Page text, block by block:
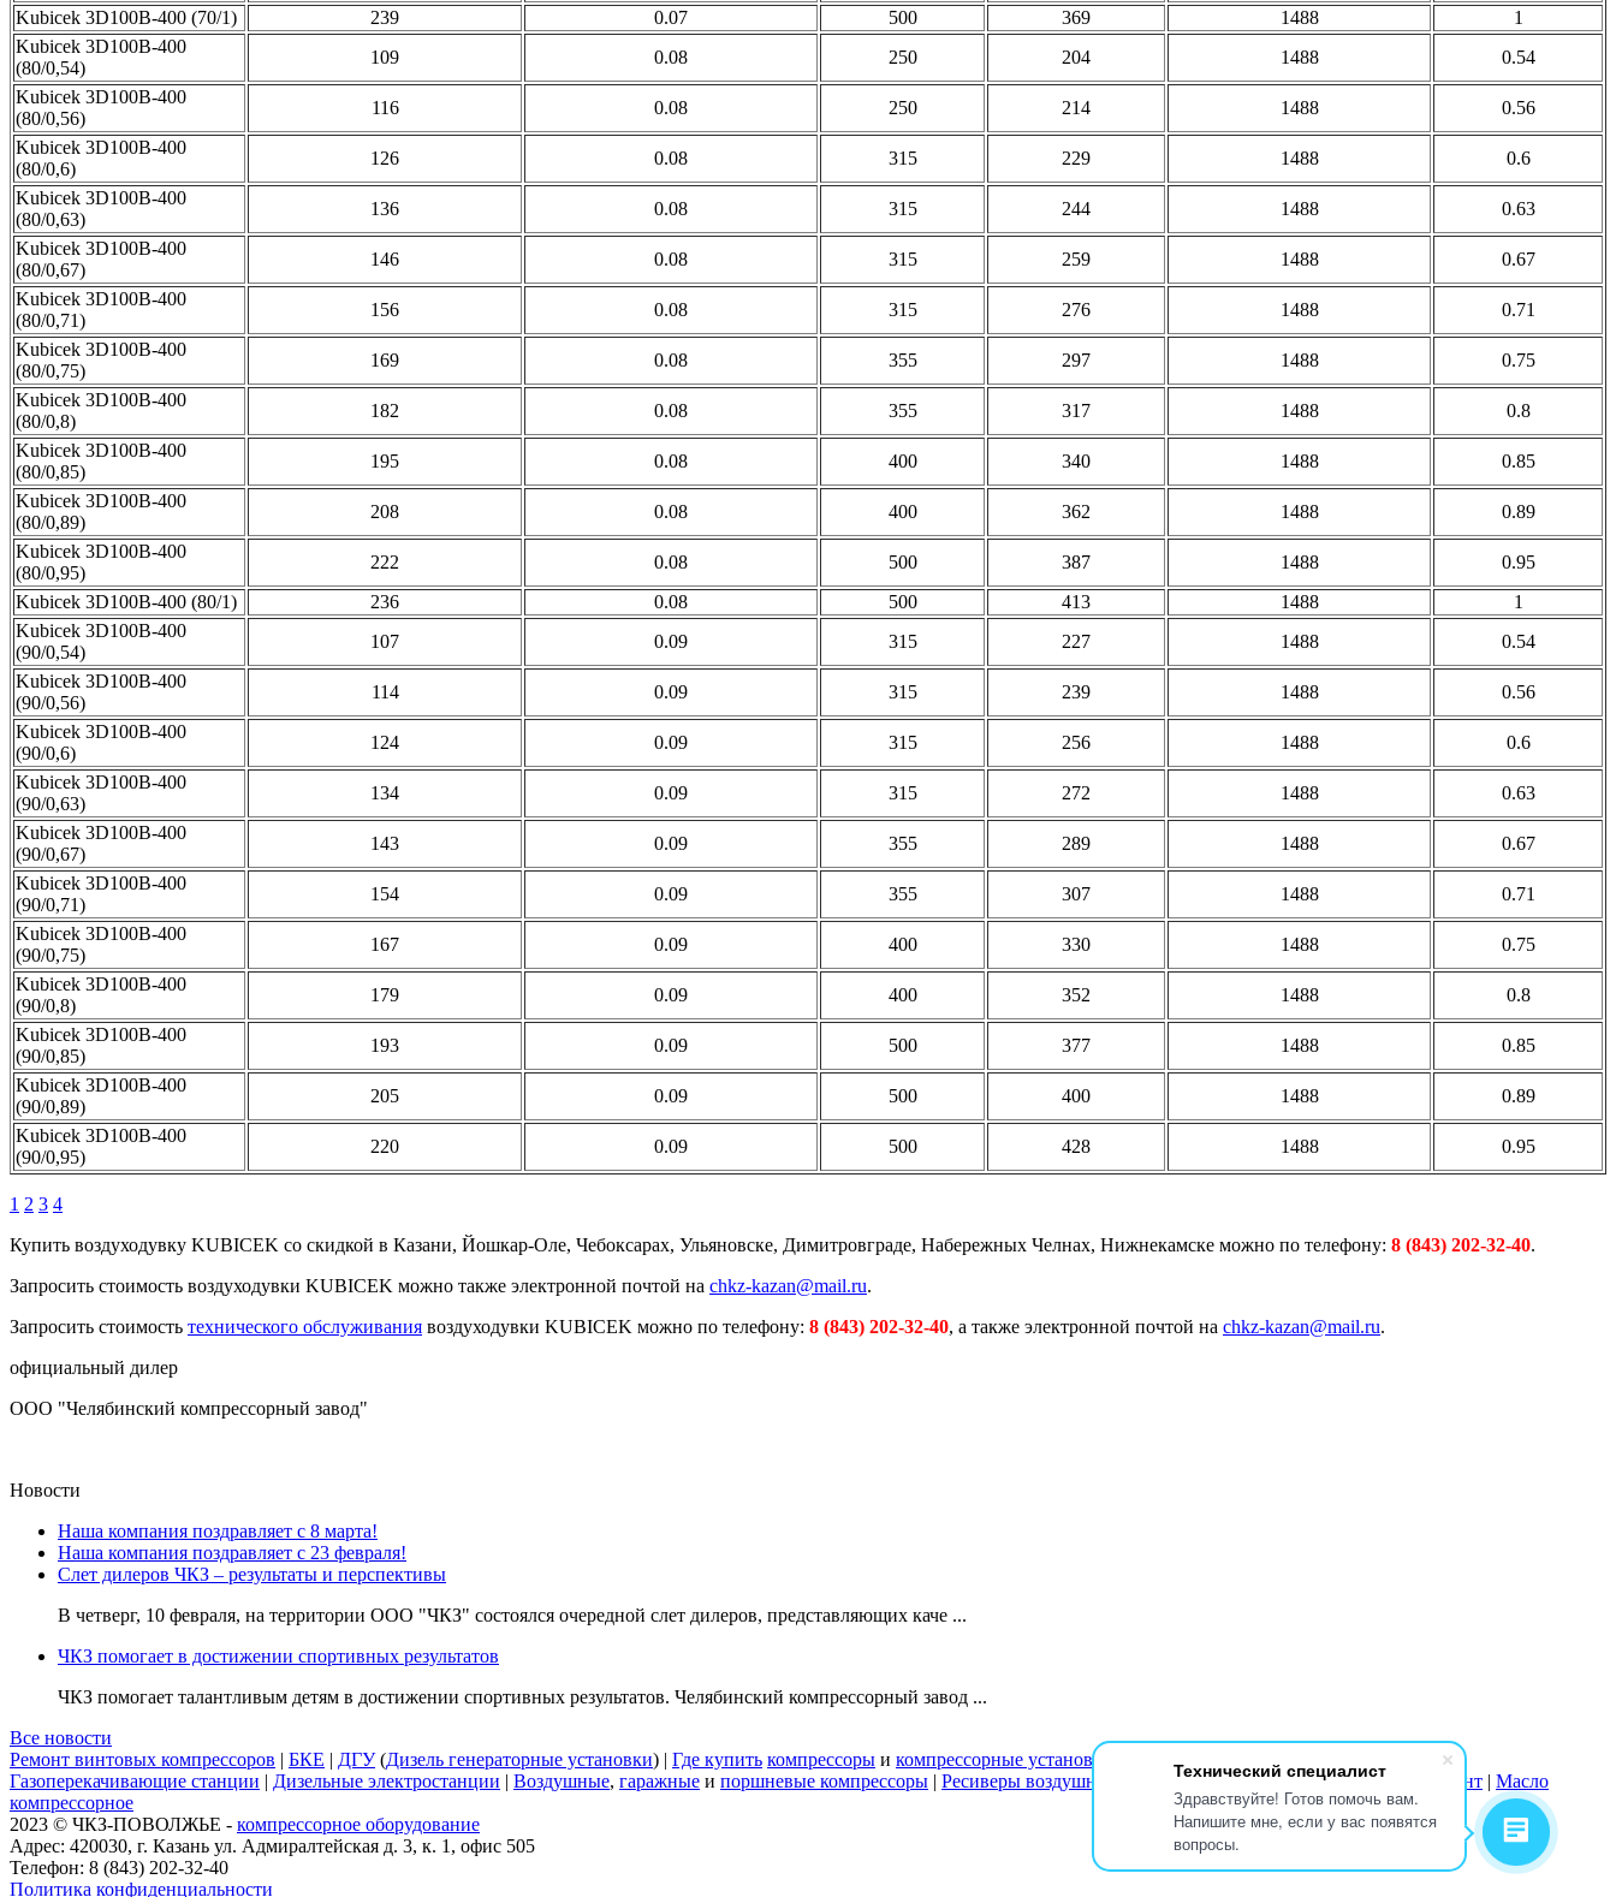
Технический специалист
Здравствуйте! Готов помочь вам.
Напишите мне, если у вас появятся
вопросы.
Kubicek 3D100B-400 (70/1)
239 0.07 500 369 1488
1
Kubicek 3D100B-400
(80/0,54)
109 0.08 250 204 1488
0.54
Kubicek 3D100B-400
(80/0,56)
116 0.08 250 214 1488
0.56
Kubicek 3D100B-400
(80/0,6)
126 0.08 315 229 1488
0.6
Kubicek 3D100B-400
(80/0,63)
136 0.08 315 244 1488
0.63
Kubicek 3D100B-400
(80/0,67)
146 0.08 315 259 1488
0.67
Kubicek 3D100B-400
(80/0,71)
156 0.08 315 276 1488
0.71
Kubicek 3D100B-400
(80/0,75)
169 0.08 355 297 1488
0.75
Kubicek 3D100B-400
(80/0,8)
182 0.08 355 317 1488
0.8
Kubicek 3D100B-400
(80/0,85)
195 0.08 400 340 1488
0.85
Kubicek 3D100B-400
(80/0,89)
208 0.08 400 362 1488
0.89
Kubicek 3D100B-400
(80/0,95)
222 0.08 500 387 1488
0.95
Kubicek 3D100B-400 (80/1)
236 0.08 500 413 1488
1
Kubicek 3D100B-400
(90/0,54)
107 0.09 315 227 1488
0.54
Kubicek 3D100B-400
(90/0,56)
114 0.09 315 239 1488
0.56
Kubicek 3D100B-400
(90/0,6)
124 0.09 315 256 1488
0.6
Kubicek 3D100B-400
(90/0,63)
134 0.09 315 272 1488
0.63
Kubicek 3D100B-400
(90/0,67)
143 0.09 355 289 1488
0.67
Kubicek 3D100B-400
(90/0,71)
154 0.09 355 307 1488
0.71
Kubicek 3D100B-400
(90/0,75)
167 0.09 400 330 1488
0.75
Kubicek 3D100B-400
(90/0,8)
179 0.09 400 352 1488
0.8
Kubicek 3D100B-400
(90/0,85)
193 0.09 500 377 1488
0.85
Kubicek 3D100B-400
(90/0,89)
205 0.09 500 400 1488
0.89
Kubicek 3D100B-400
(90/0,95)
220 0.09 500 428 1488 0.95
1 2 3 4
Купить воздуходувку KUBICEK со скидкой в Казани, Йошкар-Оле, Чебоксарах, Ульяновске, Димитровграде, Набережных Челнах, Нижнекамске можно по телефону: 8 (843) 202-32-40.
Запросить стоимость воздуходувки KUBICEK можно также электронной почтой на chkz-kazan@mail.ru.
Запросить стоимость технического обслуживания воздуходувки KUBICEK можно по телефону: 8 (843) 202-32-40, а также электронной почтой на chkz-kazan@mail.ru.
официальный дилер
ООО "Челябинский компрессорный завод"
Новости
Наша компания поздравляет с 8 марта!
Наша компания поздравляет с 23 февраля!
Слет дилеров ЧКЗ – результаты и перспективы
В четверг, 10 февраля, на территории ООО "ЧКЗ" состоялся очередной слет дилеров, представляющих каче ...
ЧКЗ помогает в достижении спортивных результатов
ЧКЗ помогает талантливым детям в достижении спортивных результатов. Челябинский компрессорный завод ...
Все новости
Ремонт винтовых компрессоров | БКЕ | ДГУ(Дизель генераторные установки) | Где купить компрессоры и компрессорные установки
Газоперекачивающие станции | Дизельные электростанции | Воздушные, гаражные и поршневые компрессоры | Ресиверы воздушные Осушители|Пневматический инструмент | Масло
компрессорное
2023 © ЧКЗ-ПОВОЛЖЬЕ - компрессорное оборудование
Адрес: 420030, г. Казань ул. Адмиралтейская д. 3, к. 1, офис 505
Телефон: 8 (843) 202-32-40
Политика конфиденциальности